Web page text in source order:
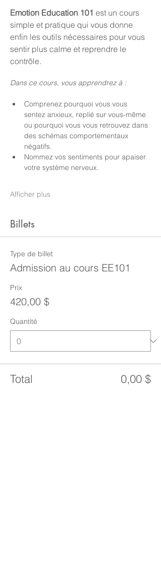
Emotion Education 101 est un cours
simple et pratique qui vous donne
enfin les outils nécessaires pour vous
sentir plus calme et reprendre le
contrôle.
Dans ce cours, vous apprendrez à :
Comprenez pourquoi vous vous
sentez anxieux, replié sur vous-même
ou pourquoi vous vous retrouvez dans
des schémas comportementaux
négatifs.
Nommez vos sentiments pour apaiser
votre système nerveux.
Afficher plus
Billets
Type de billet
Admission au cours EE101
Prix
420,00 $
Quantité
Total 0,00 $